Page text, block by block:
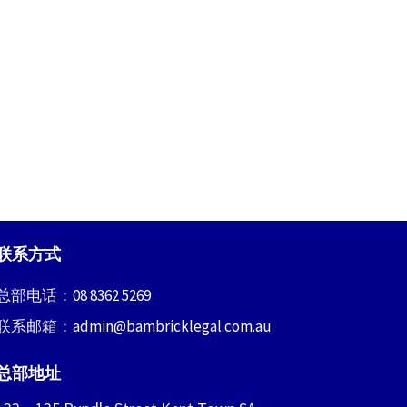
系方式
部电话： 08 8362 5269
系邮箱： admin@bambricklegal.com.au
部地址